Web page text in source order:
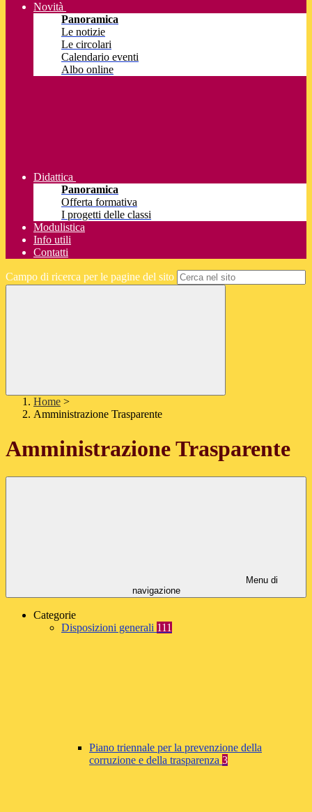
Novità
Panoramica
Le notizie
Le circolari
Calendario eventi
Albo online
Didattica
Panoramica
Offerta formativa
I progetti delle classi
Modulistica
Info utili
Contatti
Campo di ricerca per le pagine del sito
Home >
Amministrazione Trasparente
Amministrazione Trasparente
Menu di
navigazione
Categorie
Disposizioni generali 111
Piano triennale per la prevenzione della
corruzione e della trasparenza 3